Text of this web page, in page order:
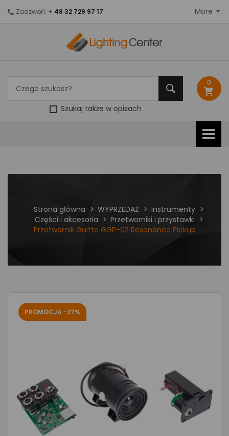
Szukaj także w opisach
0
shopping_cart
Zadzwoń: + 48 32 729 97 17 More
Strona główna WYPRZEDAŻ
Instrumenty
Części i akcesoria
Przetworniki i przystawki
Przetwornik Guitto GGP-02 Resonance Pickup
PROMOCJA -27%